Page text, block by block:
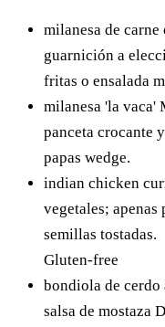
milanesa de
guarnición a
fritas o ensalada
milanesa 'la vaca'
panceta crocante
papas wedge.
indian chicken
vegetales;
semillas tostadas.
Gluten-free
bondiola de cerdo
salsa de mostaza